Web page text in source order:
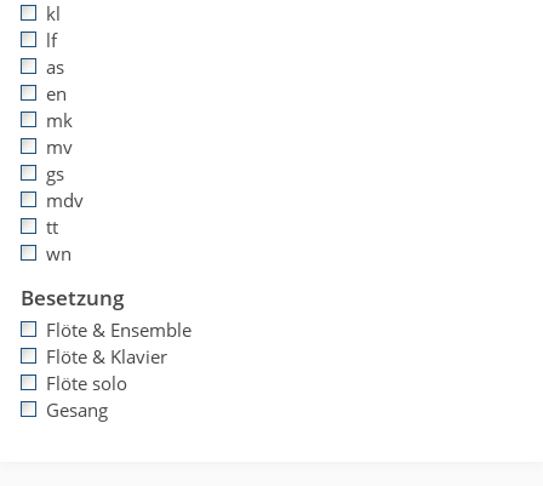
kl
lf
as
en
mk
mv
gs
mdv
tt
wn
Besetzung
Flöte & Ensemble
Flöte & Klavier
Flöte solo
Gesang